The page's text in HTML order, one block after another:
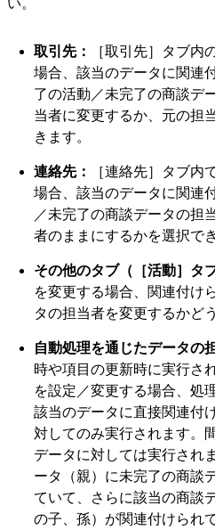
い。
取引先：
［取引先］タブ内
場合、該当のデータに関連
了の活動／未完了の商談デ
当者に変更するか、元の担
きます。
連絡先：
［連絡先］タブ内
場合、該当のデータに関連
／未完了の商談データの担
者のままにするかを選択で
その他のタブ（［活動］タ
を変更する場合、関連付け
タの担当者を変更するかど
自動処理を通じたデータの
時や項目の更新時に実行さ
を設定／変更する場合、処
該当のデータに直接関連付
対してのみ実行されます。
データに対しては実行され
ータ（親）に未完了の商談
ていて、さらに該当の商談
の子、孫）が関連付けられ